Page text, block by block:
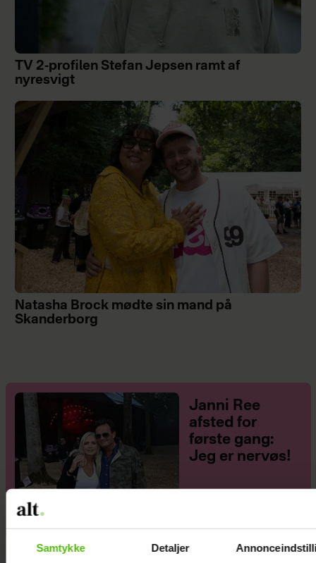
Samtykke Detaljer
TV 2-profilen Stefan Jepsen ramt af
nyresvigt
Natasha Brock mødte sin mand på
Skanderborg
Janni Ree
afsted for
første gang:
Jeg er nervøs!